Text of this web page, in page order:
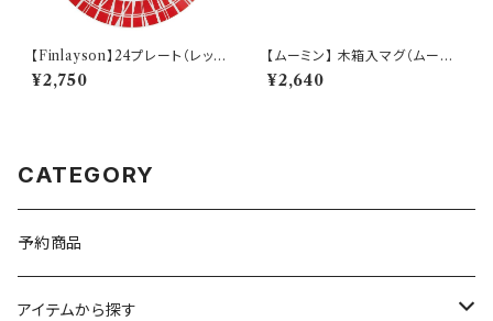
【Finlayson】24プレート（レッ
ド）【コロナ】
¥2,750
【ムーミン】 木箱入マグ（ムーミ
ン）【MM950】
¥2,640
CATEGORY
予約商品
アイテムから探す